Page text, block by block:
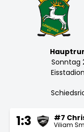
Sonntag
1:3 #7
Viliam